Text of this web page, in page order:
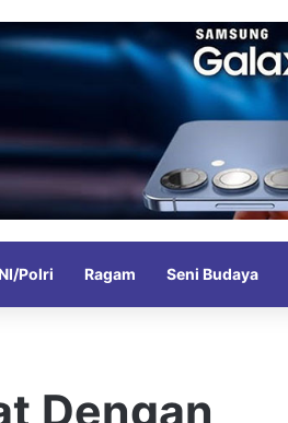
Polri Ragam Seni Budaya
Dengan